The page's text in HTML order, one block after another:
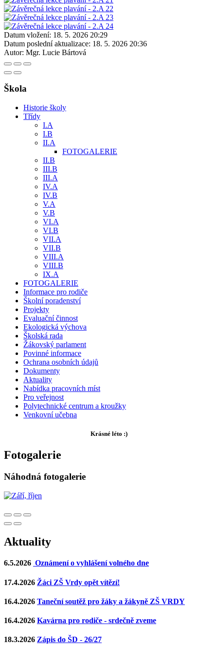
Datum vložení: 18. 5. 2026 20:29
Datum poslední aktualizace: 18. 5. 2026 20:36
Autor: Mgr. Lucie Bártová
Škola
Historie školy
Třídy
I.A
I.B
II.A
FOTOGALERIE
II.B
III.B
III.A
IV.A
IV.B
V.A
V.B
VI.A
VI.B
VII.A
VII.B
VIII.A
VIII.B
IX.A
FOTOGALERIE
Informace pro rodiče
Školní poradenství
Projekty
Evaluační činnost
Ekologická výchova
Školská rada
Žákovský parlament
Povinné informace
Ochrana osobních údajů
Dokumenty
Aktuality
Nabídka pracovních míst
Pro veřejnost
Polytechnické centrum a kroužky
Venkovní učebna
Krásné léto :)
Fotogalerie
Náhodná fotogalerie
Aktuality
6.5.2026 Oznámení o vyhlášení volného dne
17.4.2026 Žáci ZŠ Vrdy opět vítězí!
16.4.2026 Taneční soutěž pro žáky a žákyně ZŠ VRDY
16.4.2026 Kavárna pro rodiče - srdečně zveme
18.3.2026 Zápis do ŠD - 26/27